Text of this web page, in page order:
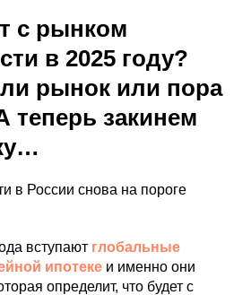
с рынком
в 2025 году?
рынок или пора
теперь закинем
в России снова на пороге
вступают глобальные
ипотеке и именно они
определит, что будет с